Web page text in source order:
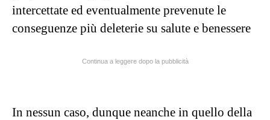
intercettate ed eventualmente prevenute le
conseguenze più deleterie su salute e benessere
Continua a leggere dopo la pubblicità
In nessun caso, dunque neanche in quello della